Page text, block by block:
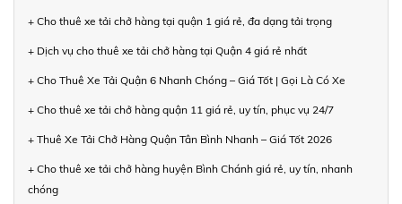
+ Cho thuê xe tải chở hàng tại quận 1 giá rẻ, đa dạng tải trọng
+ Dịch vụ cho thuê xe tải chở hàng tại Quận 4 giá rẻ nhất
+ Cho Thuê Xe Tải Quận 6 Nhanh Chóng – Giá Tốt | Gọi Là Có Xe
+ Cho thuê xe tải chở hàng quận 11 giá rẻ, uy tín, phục vụ 24/7
+ Thuê Xe Tải Chở Hàng Quận Tân Bình Nhanh – Giá Tốt 2026
+ Cho thuê xe tải chở hàng huyện Bình Chánh giá rẻ, uy tín, nhanh
chóng